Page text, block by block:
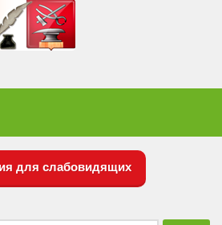
для слабовидящих